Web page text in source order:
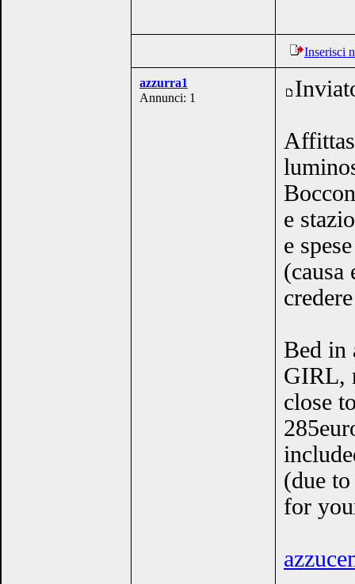
Inserisci
azzurra1
Annunci: 1
e
e
(causa
Bed in
GIRL,
close
(due
for